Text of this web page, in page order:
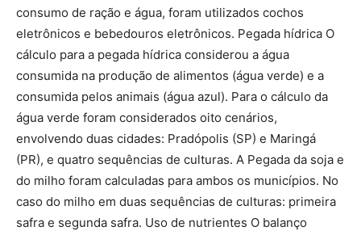
consumo de ração e água, foram utilizados cochos
eletrônicos e bebedouros eletrônicos. Pegada hídrica O
cálculo para a pegada hídrica considerou a água
consumida na produção de alimentos (água verde) e a
consumida pelos animais (água azul). Para o cálculo da
água verde foram considerados oito cenários,
envolvendo duas cidades: Pradópolis (SP) e Maringá
(PR), e quatro sequências de culturas. A Pegada da soja e
do milho foram calculadas para ambos os municípios. No
caso do milho em duas sequências de culturas: primeira
safra e segunda safra. Uso de nutrientes O balanço